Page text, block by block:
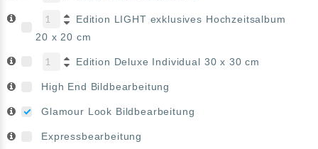
Edition LIGHT exklusives Hochzeitsalbum
20 x 20 cm
Edition Deluxe Individual 30 x 30 cm
High End Bildbearbeitung
Glamour Look Bildbearbeitung
Expressbearbeitung